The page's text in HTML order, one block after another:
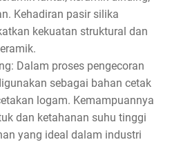
Kehadiran pasir silika
kekuatan struktural dan
Dalam proses pengecoran
sebagai bahan cetak
logam. Kemampuannya
dan ketahanan suhu tinggi
yang ideal dalam industri